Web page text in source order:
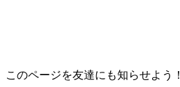
このページを友達にも知らせよう！